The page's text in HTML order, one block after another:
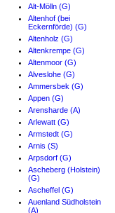
Alt-Mölln (G)
Altenhof (bei
Eckernförde) (G)
Altenholz (G)
Altenkrempe (G)
Altenmoor (G)
Alveslohe (G)
Ammersbek (G)
Appen (G)
Arensharde (A)
Arlewatt (G)
Armstedt (G)
Arnis (S)
Arpsdorf (G)
Ascheberg (Holstein)
(G)
Ascheffel (G)
Auenland Südholstein
(A)